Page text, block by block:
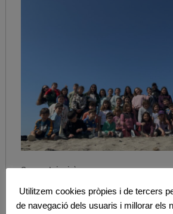
Comparteix això:
Utilitzem cookies pròpies i de tercers
de navegació dels usuaris i millorar els